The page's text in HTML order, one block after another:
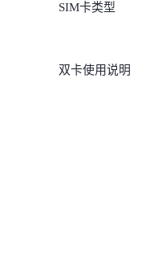
SIM卡类型
双卡使用说明